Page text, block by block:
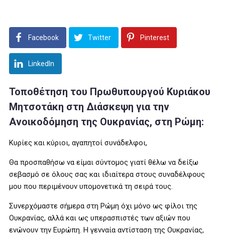
Facebook Twitter Pinterest
LinkedIn
Τοποθέτηση του Πρωθυπουργού Κυριάκου
Μητσοτάκη στη Διάσκεψη για την
Ανοικοδόμηση της Ουκρανίας, στη Ρώμη:
Κυρίες και κύριοι, αγαπητοί συνάδελφοι,
Θα προσπαθήσω να είμαι σύντομος γιατί θέλω να δείξω
σεβασμό σε όλους σας και ιδιαίτερα στους συναδέλφους
μου που περιμένουν υπομονετικά τη σειρά τους.
Συνερχόμαστε σήμερα στη Ρώμη όχι μόνο ως φίλοι της
Ουκρανίας, αλλά και ως υπερασπιστές των αξιών που
ενώνουν την Ευρώπη. Η γενναία αντίσταση της Ουκρανίας,